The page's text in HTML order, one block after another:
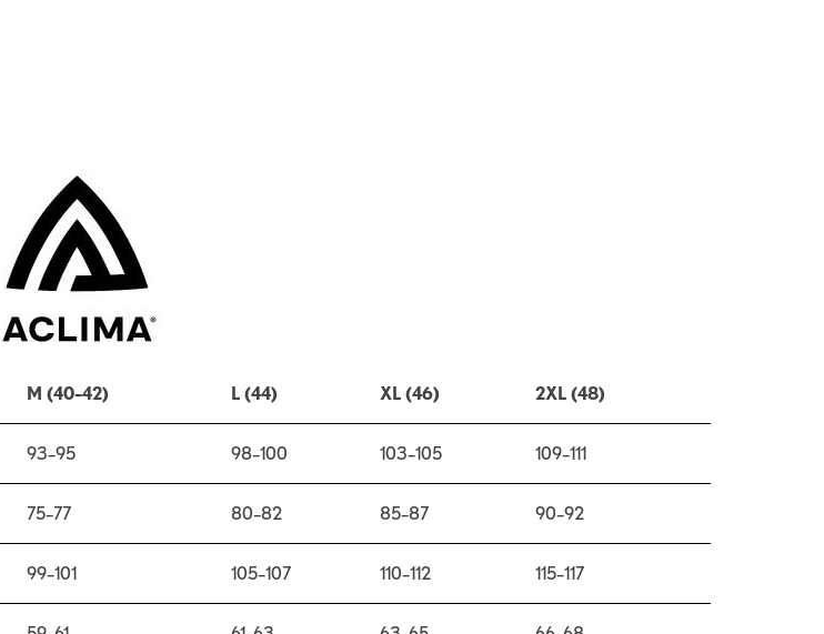
M (40–42) L (44) XL (46) 2XL (48)
93–95 98–100 103–105 109–111
75–77 80–82 85–87 90–92
99–101 105–107 110–112 115–117